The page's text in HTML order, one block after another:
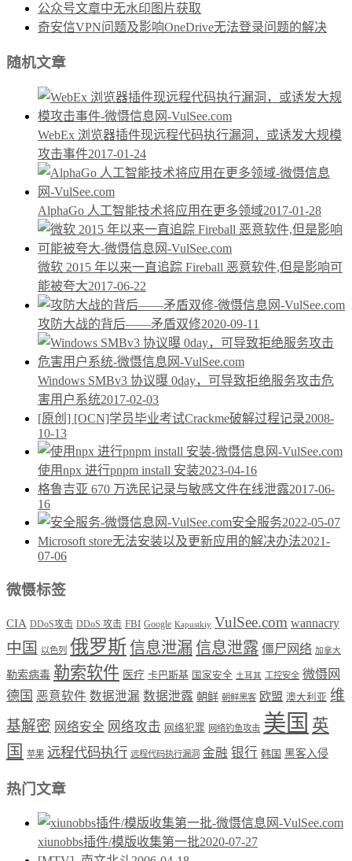
公众号文章中无水印图片获取
奇安信VPN问题及影响OneDrive无法登录问题的解决
随机文章
WebEx 浏览器插件现远程代码执行漏洞，或诱发大规模
攻击事件2017-01-24
AlphaGo 人工智能技术将应用在更多领域2017-01-28
微软 2015 年以来一直追踪 Fireball 恶意软件,但是影响可
能被夸大2017-06-22
攻防大战的背后——矛盾双修2020-09-11
Windows SMBv3 协议曝 0day，可导致拒绝服务攻击危
害用户系统2017-02-03
[原创] [OCN]学员毕业考试Crackme破解过程记录2008-
10-13
使用npx 进行pnpm install 安装2023-04-16
格鲁吉亚 670 万选民记录与敏感文件在线泄露2017-06-
16
安全服务2022-05-07
Microsoft store无法安装以及更新应用的解决办法2021-
07-06
微慑标签
CIA DDoS攻击 DDoS 攻击 FBI Google Kapustkiy VulSee.com wannacry
中国 以色列 俄罗斯信息泄漏信息泄露 僵尸网络 加拿大
勒索病毒 勒索软件 医疗 卡巴斯基 国家安全 土耳其 工控安全 微慑网
德国 恶意软件 数据泄漏 数据泄露 朝鲜 朝鲜黑客 欧盟 澳大利亚 维
基解密 网络安全 网络攻击 网络犯罪 网络钓鱼攻击 美国 英
国
苹果 远程代码执行 远程代码执行漏洞 金融 银行 韩国 黑客入侵
热门文章
xiunobbs插件/模版收集第一批2020-07-27